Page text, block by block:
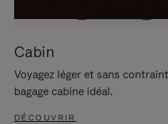
Cabin
Voyagez léger et sans
bagage cabine idéal.
DÉCOUVRIR